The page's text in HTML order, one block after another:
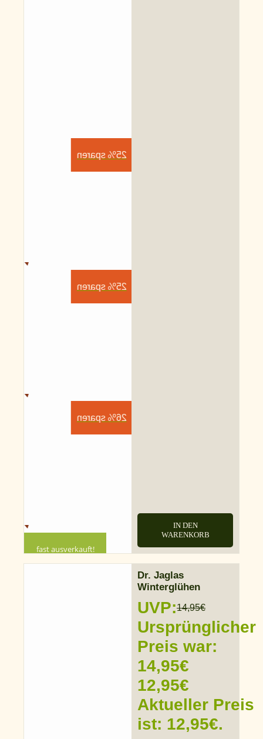
25% sparen
25% sparen
26% sparen
fast ausverkauft!
IN DEN
WARENKORB
Dr. Jaglas
Winterglühen
UVP:14,95€
Ursprünglicher
Preis war:
14,95€
12,95€
Aktueller Preis
ist: 12,95€.